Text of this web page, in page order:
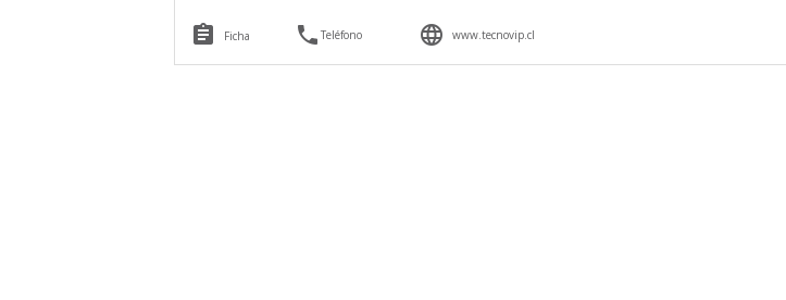
 Ficha Teléfono  www.tecnovip.cl